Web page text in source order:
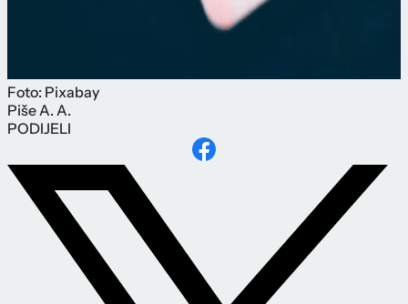
Foto: Pixabay
PišeA. A.
PODIJELI